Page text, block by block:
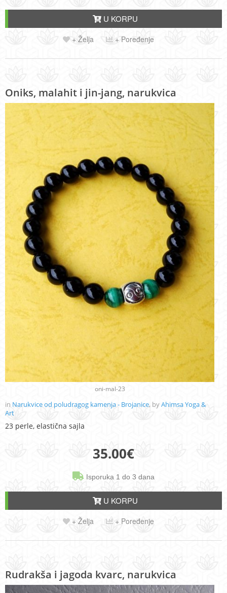
U KORPU
+ Želja + Poređenje
Oniks, malahit i jin-jang, narukvica
oni-mal-23
in Narukvice od poludragog kamenja - Brojanice, byAhimsa Yoga &
Art
23 perle, elastična sajla
35.00€
Isporuka 1 do 3 dana
U KORPU
+ Želja + Poređenje
Rudrakša i jagoda kvarc, narukvica